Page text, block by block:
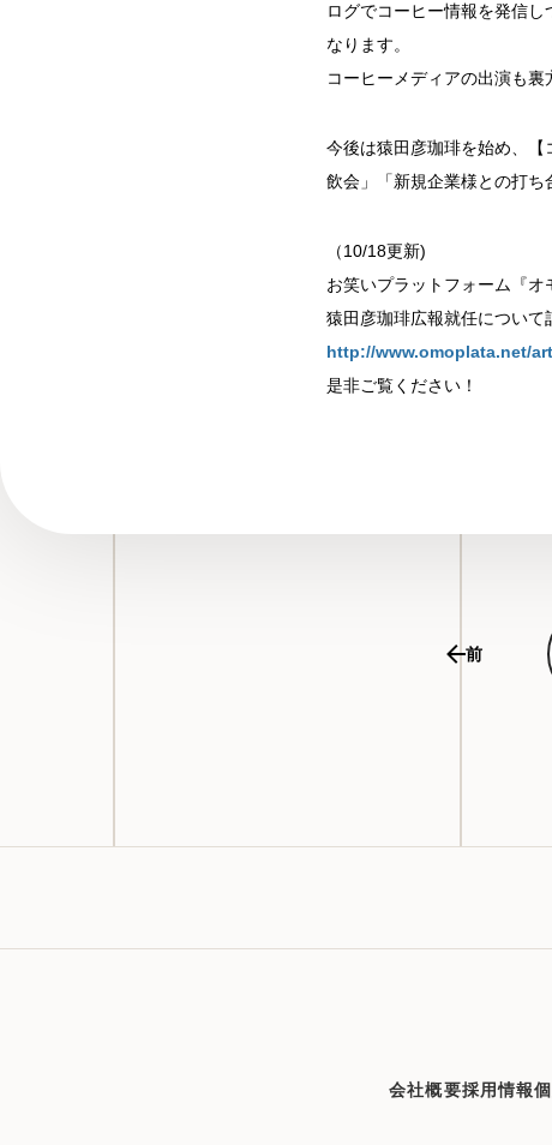
ログでコーヒー情報を発信
なります。
コーヒーメディアの出演も裏
今後は猿田彦珈琲を始め、
飲会」「新規企業様との打ち
（10/18更新)
お笑いプラットフォーム『オ
猿田彦珈琲広報就任について
http://www.omoplata.net/
是非ご覧ください！
前
会社概要採用情報